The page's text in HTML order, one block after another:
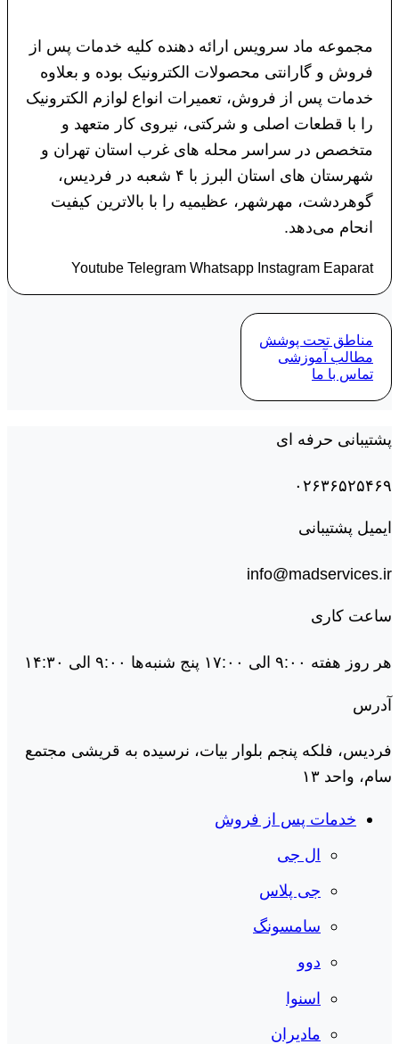
مجموعه ماد سرویس ارائه دهنده کلیه خدمات پس از
فروش و گارانتی محصولات الکترونیک بوده و بعلاوه
خدمات پس از فروش، تعمیرات انواع لوازم الکترونیک
را با قطعات اصلی و شرکتی، نیروی کار متعهد و
متخصص در سراسر محله های غرب استان تهران و
شهرستان های استان البرز با ۴ شعبه در فردیس،
گوهردشت، مهرشهر، عظیمیه را با بالاترین کیفیت
انحام می‌دهد.
Youtube Telegram Whatsapp Instagram Eaparat
مناطق تحت پوشش
مطالب آموزشی
تماس با ما
پشتیبانی حرفه ای
۰۲۶۳۶۵۲۵۴۶۹
ایمیل پشتیبانی
info@madservices.ir
ساعت کاری
هر روز هفته ۹:۰۰ الی ۱۷:۰۰ پنج شنبه‌ها ۹:۰۰ الی ۱۴:۳۰
آدرس
فردیس، فلکه پنجم بلوار بیات، نرسیده به قریشی مجتمع
سام، واحد ۱۳
خدمات پس از فروش
ال جی
جی پلاس
سامسونگ
دوو
اسنوا
مادیران